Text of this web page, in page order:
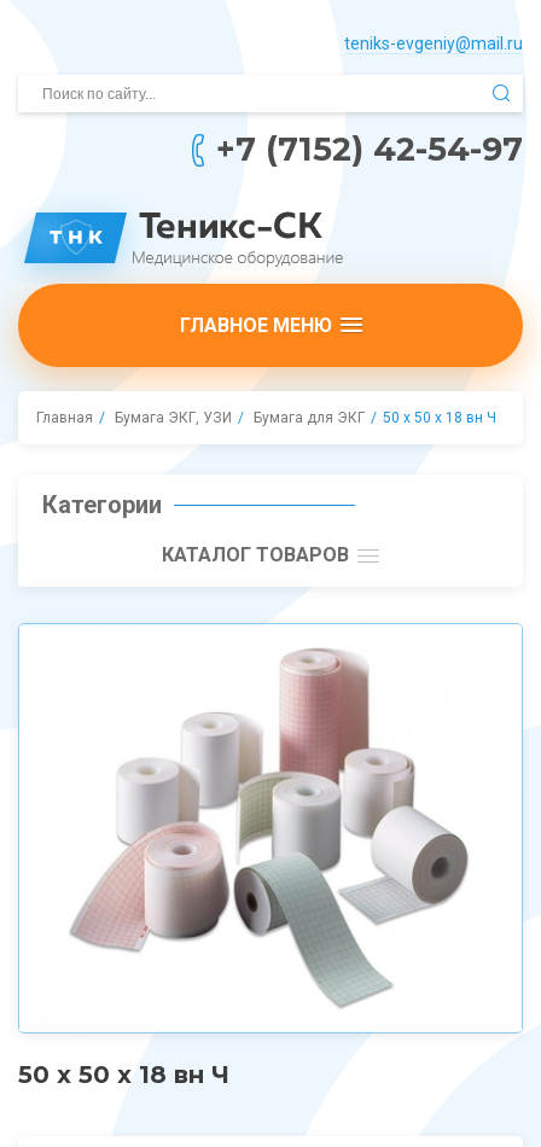
teniks-evgeniy@mail.­ru
+7 (7152) 42-54-97
ГЛАВНОЕ МЕНЮ
Главная Бумага ЭКГ, УЗИ Бумага для ЭКГ 50 х 50 х 18 вн Ч
Категории
КАТАЛОГ ТОВАРОВ
50 х 50 х 18 вн Ч